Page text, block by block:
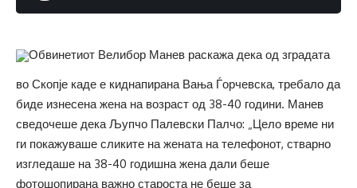
Обвинетиот Велибор Манев раскажа дека од зградата
во Скопје каде е киднапирана Вања Ѓорчевска, требало да
биде изнесена жена на возраст од 38-40 години. Манев
сведочеше дека Љупчо Палевски Палчо: „Цело време ни
ги покажуваше сликите на жената на телефонот, стварно
изгледаше на 38-40 годишна жена дали беше
фотошопирана важно староста не беше за